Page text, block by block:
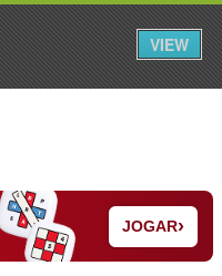
Iniciar Sessão
JOGAR›
VIEW